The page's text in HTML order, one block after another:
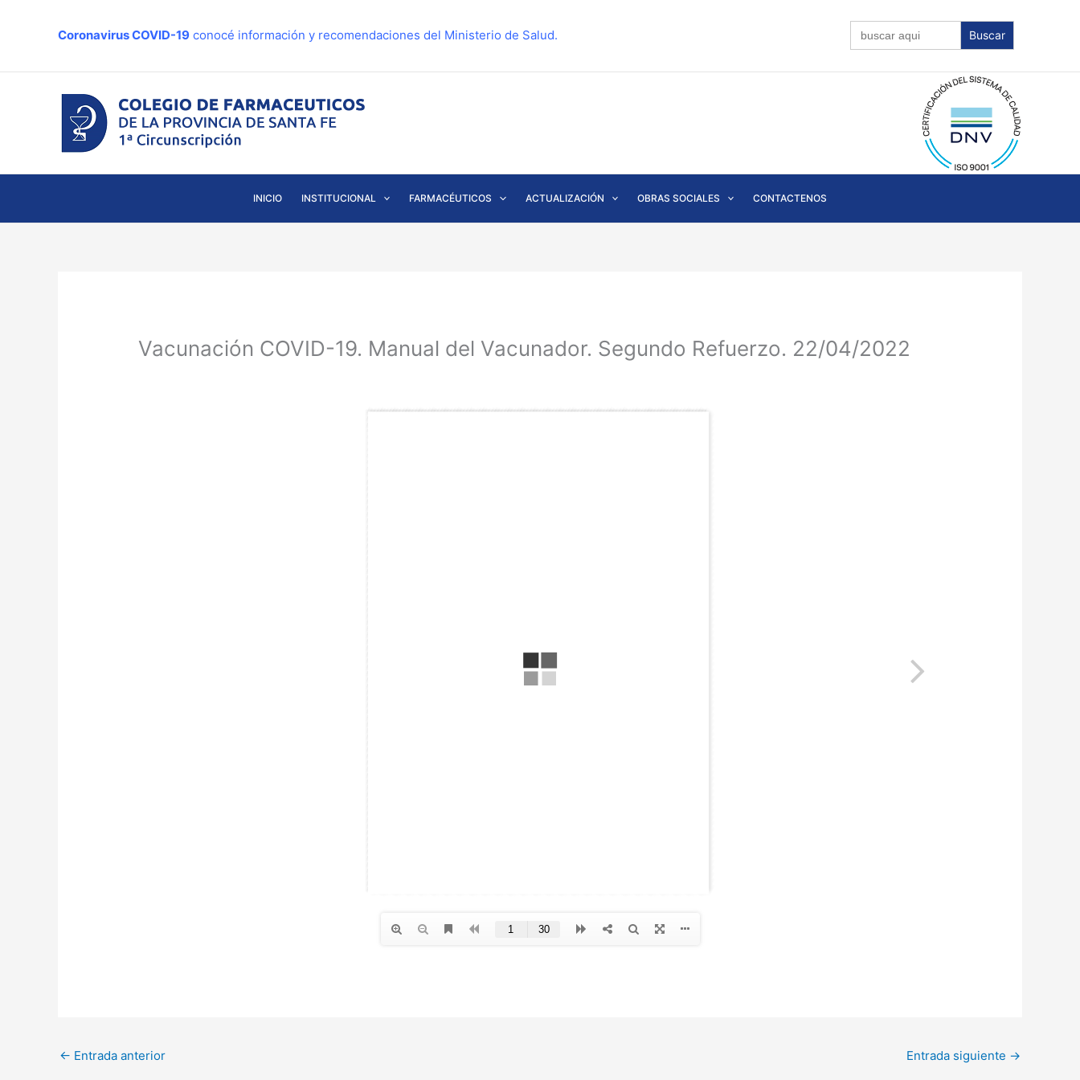
Coronavirus COVID-19 conocé información y recomendaciones del Ministerio de Salud.
Buscar:
INICIO INSTITUCIONAL FARMACÉUTICOS ACTUALIZACIÓN OBRAS SOCIALES CONTACTENOS
Vacunación COVID-19. Manual del Vacunador. Segundo Refuerzo. 22/04/2022
← Entrada anterior Entrada siguiente →